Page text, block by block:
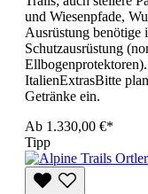
und Wiesenpfade,
Ausrüstung benötige
Schutzausrüstung
ItalienExtrasBitte
Getränke ein.
Ab 1.330,00 €*
Tipp